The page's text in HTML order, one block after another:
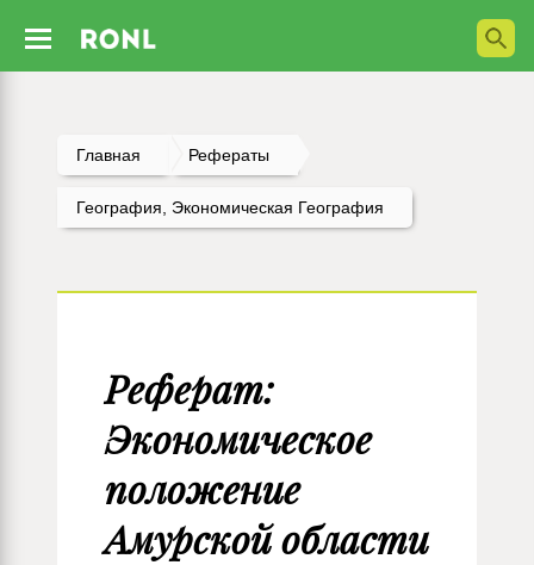
Главная Рефераты
География, Экономическая География
Реферат:
Экономическое
положение
Амурской области